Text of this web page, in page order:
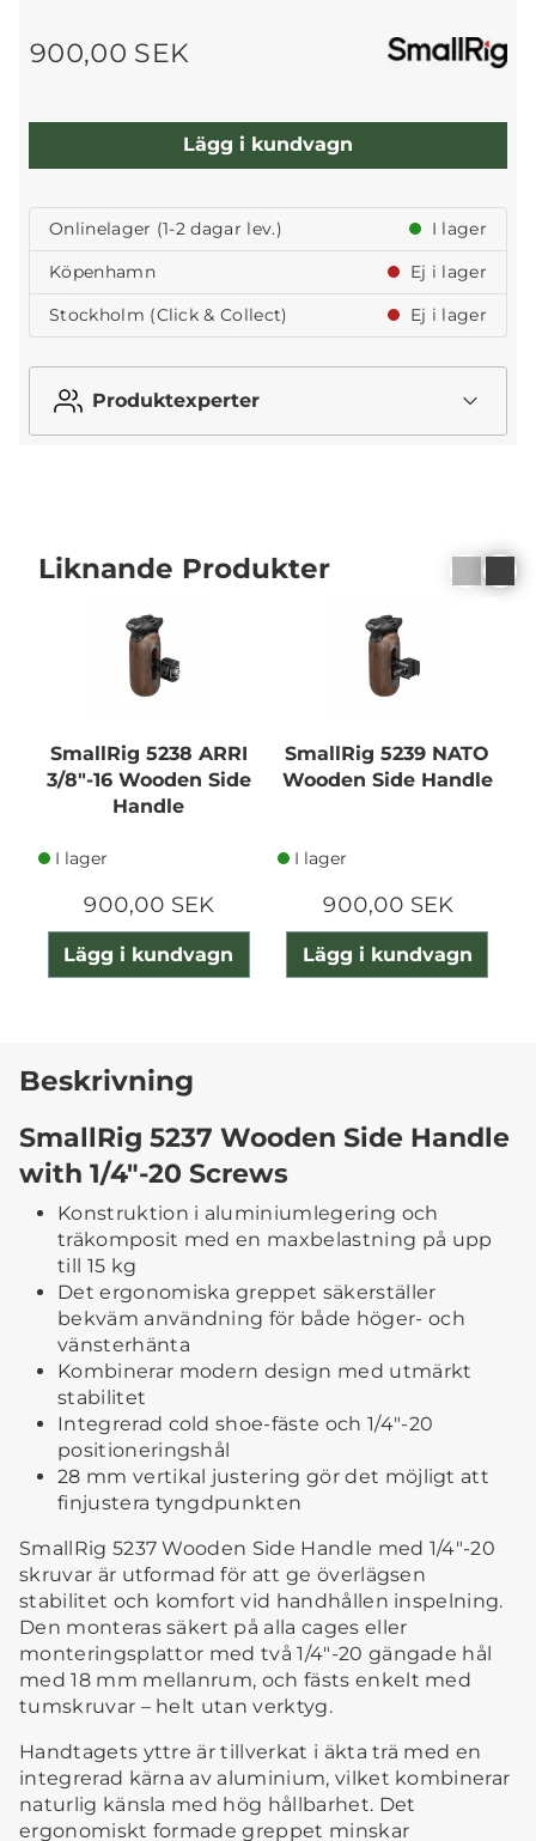
900,00 SEK
Lägg i kundvagn
Onlinelager (1-2 dagar lev.)
I lager
Köpenhamn
Ej i lager
Stockholm (Click & Collect)
Ej i lager
Produktexperter
Liknande Produkter
SmallRig 5238 ARRI
3/8"-16 Wooden Side
Handle
I lager
900,00 SEK
Lägg i kundvagn
SmallRig 5239 NATO
Wooden Side Handle
I lager
900,00 SEK
Lägg i kundvagn
Beskrivning
SmallRig 5237 Wooden Side Handle
with 1/4"-20 Screws
Konstruktion i aluminiumlegering och
träkomposit med en maxbelastning på upp
till 15 kg
Det ergonomiska greppet säkerställer
bekväm användning för både höger- och
vänsterhänta
Kombinerar modern design med utmärkt
stabilitet
Integrerad cold shoe-fäste och 1/4"-20
positioneringshål
28 mm vertikal justering gör det möjligt att
finjustera tyngdpunkten
SmallRig 5237 Wooden Side Handle med 1/4"-20
skruvar är utformad för att ge överlägsen
stabilitet och komfort vid handhållen inspelning.
Den monteras säkert på alla cages eller
monteringsplattor med två 1/4"-20 gängade hål
med 18 mm mellanrum, och fästs enkelt med
tumskruvar – helt utan verktyg.
Handtagets yttre är tillverkat i äkta trä med en
integrerad kärna av aluminium, vilket kombinerar
naturlig känsla med hög hållbarhet. Det
ergonomiskt formade greppet minskar